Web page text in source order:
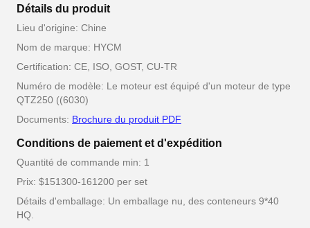
Détails du produit
Lieu d'origine: Chine
Nom de marque: HYCM
Certification: CE, ISO, GOST, CU-TR
Numéro de modèle: Le moteur est équipé d'un moteur de type
QTZ250 ((6030)
Documents: Brochure du produit PDF
Conditions de paiement et d'expédition
Quantité de commande min: 1
Prix: $151300-161200 per set
Détails d'emballage: Un emballage nu, des conteneurs 9*40
HQ.